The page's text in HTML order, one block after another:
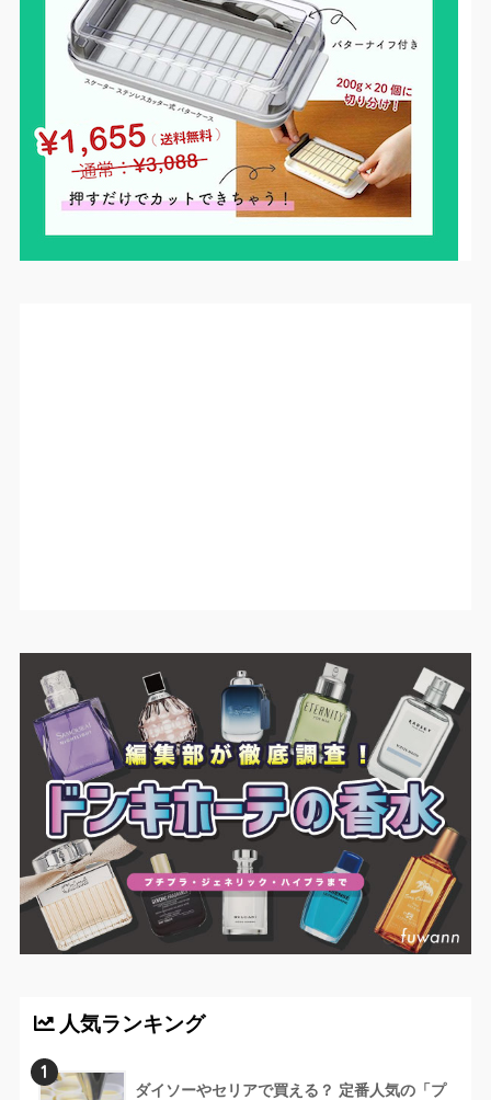
人気ランキング
1
ダイソーやセリアで買える？ 定番人気の「プ